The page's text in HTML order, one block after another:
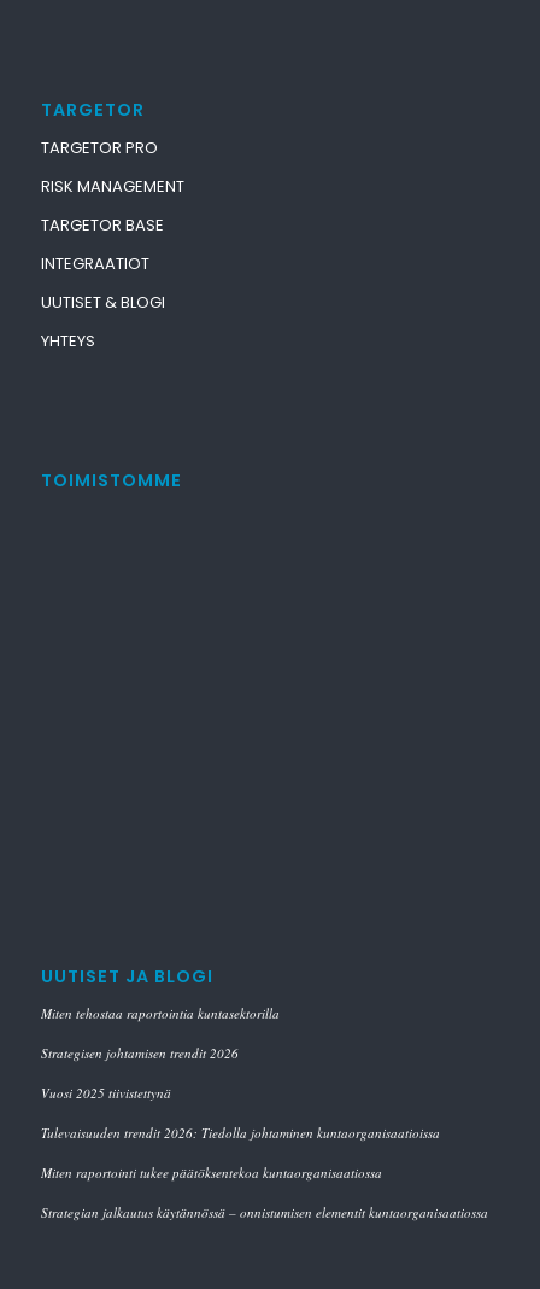
TARGETOR
TARGETOR PRO
RISK MANAGEMENT
TARGETOR BASE
INTEGRAATIOT
UUTISET & BLOGI
YHTEYS
TOIMISTOMME
UUTISET JA BLOGI
Miten tehostaa raportointia kuntasektorilla
Strategisen johtamisen trendit 2026
Vuosi 2025 tiivistettynä
Tulevaisuuden trendit 2026: Tiedolla johtaminen kuntaorganisaatioissa
Miten raportointi tukee päätöksentekoa kuntaorganisaatiossa
Strategian jalkautus käytännössä – onnistumisen elementit kuntaorganisaatiossa